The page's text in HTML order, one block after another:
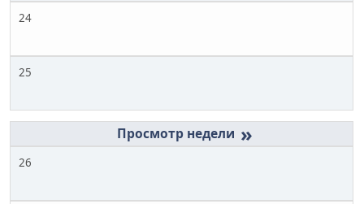
24
25
»
26